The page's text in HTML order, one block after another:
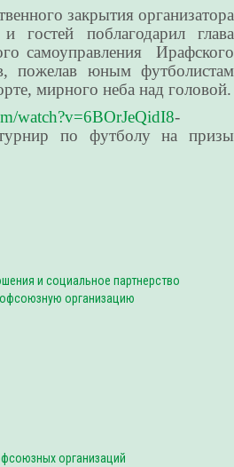
закрытия организатора
гостей поблагодарил глава
самоуправления Ирафского
пожелав юным футболистам
мирного неба над головой.
watch?v=6BOrJeQidI8-
по футболу на призы
и социальное партнерство
организацию
организаций